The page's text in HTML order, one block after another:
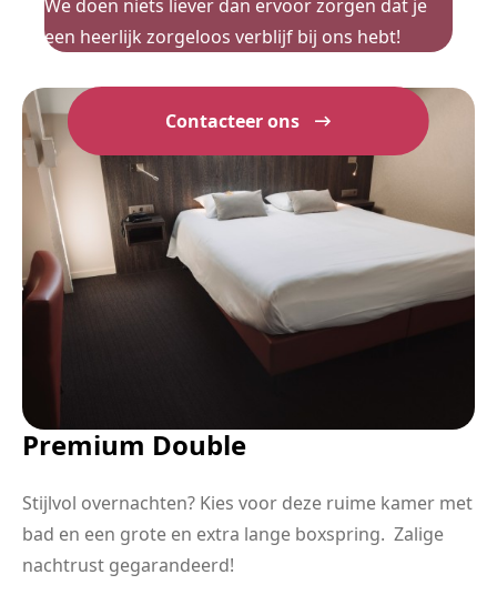
We doen niets liever dan ervoor zorgen dat je
een heerlijk zorgeloos verblijf bij ons hebt!
Contacteer ons
Premium Double
Stijlvol overnachten? Kies voor deze ruime kamer met
bad en een grote en extra lange boxspring. Zalige
nachtrust gegarandeerd!